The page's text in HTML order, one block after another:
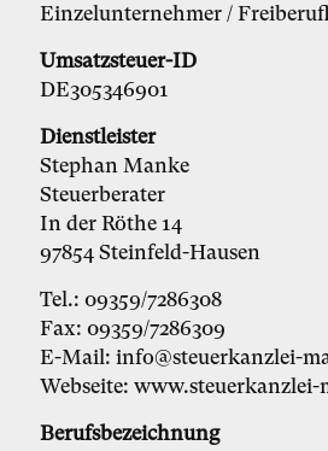
Ein­zel­un­ter­neh­mer /
Umsatzsteuer-ID
DE305346901
Dienst­leis­ter
Ste­phan Man­ke
Steu­er­be­ra­ter
In der Rö­the 14
97854 Stein­feld-Hau­sen
Tel.: 09359/7286308
Fax: 09359/7286309
E-Mail: in­fo@­steu­er­kanz­lei-
Web­sei­te: www.steu­er­kanz­lei-
Be­rufs­be­zeich­nung